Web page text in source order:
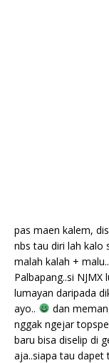
pas maen kalem,
nbs tau diri lah kalo
malah kalah + malu..
Palbapang..si
lumayan daripada
ayo..
dan
nggak ngejar
baru bisa diselip di
aja..siapa tau dapet